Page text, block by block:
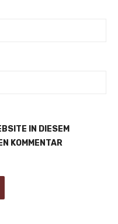
IN DIESEM
KOMMENTAR